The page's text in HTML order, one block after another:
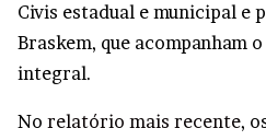
Civis estadual e municipal e
Braskem, que acompanham
integral.
No relatório mais recente,